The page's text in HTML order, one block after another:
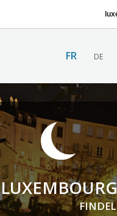
FR DE
LUXEMBOURG
FINDEL